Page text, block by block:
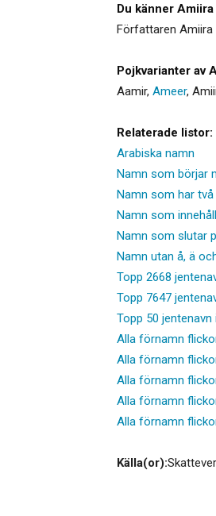
Du känner
Författaren
Pojkvarianter av
Aamir, Ameer,
Relaterade listor:
Arabiska namn
Namn som börjar
Namn som har
Namn som
Namn som slutar
Namn utan å, ä
Topp 2668
Topp 7647
Topp 50
Alla förnamn
Alla förnamn
Alla förnamn
Alla förnamn
Alla förnamn
Källa(or):